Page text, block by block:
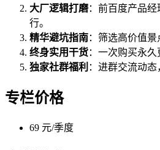
大厂逻辑打磨：前百度产品
行。
精华避坑指南：筛选高价值景
终身实用干货：一次购买永久
独家社群福利 ：进群交流动态
专栏价格
69 元/季度